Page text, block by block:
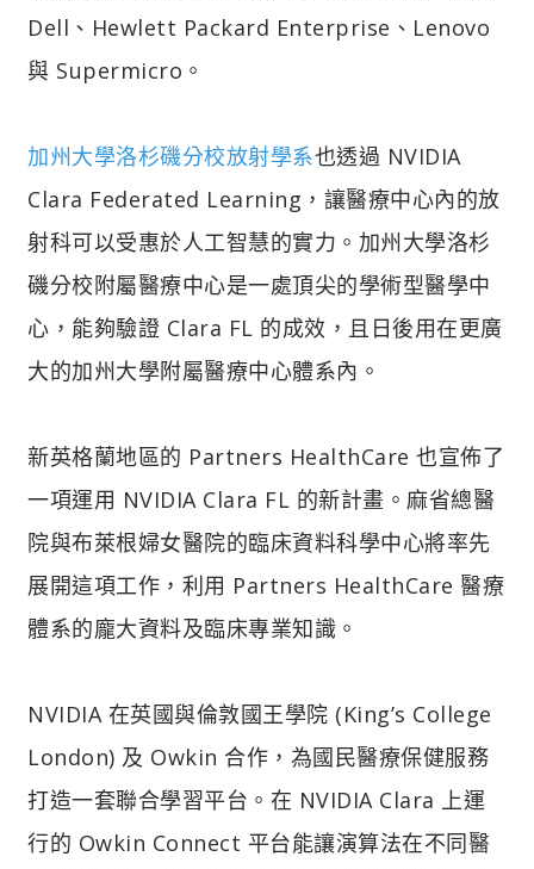
Dell、Hewlett Packard Enterprise、Lenovo
與 Supermicro。
加州大學洛杉磯分校放射學系也透過 NVIDIA
Clara Federated Learning，讓醫療中心內的放
射科可以受惠於人工智慧的實力。加州大學洛杉
磯分校附屬醫療中心是一處頂尖的學術型醫學中
心，能夠驗證 Clara FL 的成效，且日後用在更廣
大的加州大學附屬醫療中心體系內。
新英格蘭地區的 Partners HealthCare 也宣佈了
一項運用 NVIDIA Clara FL 的新計畫。麻省總醫
院與布萊根婦女醫院的臨床資料科學中心將率先
展開這項工作，利用 Partners HealthCare 醫療
體系的龐大資料及臨床專業知識。
NVIDIA 在英國與倫敦國王學院 (King’s College
London) 及 Owkin 合作，為國民醫療保健服務
打造一套聯合學習平台。在 NVIDIA Clara 上運
行的 Owkin Connect 平台能讓演算法在不同醫